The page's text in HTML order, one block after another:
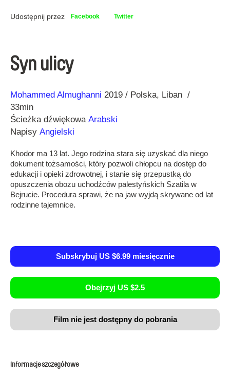
Udostępnij przez Facebook Twitter
Syn ulicy
Reżyseria
Mohammed Almughanni
Rok 2019 Polska Liban
33min
Ścieżka dźwiękowa Arabski
Napisy Angielski
Khodor ma 13 lat. Jego rodzina stara się uzyskać dla niego
dokument tożsamości, który pozwoli chłopcu na dostęp do
edukacji i opieki zdrowotnej, i stanie się przepustką do
opuszczenia obozu uchodźców palestyńskich Szatila w
Bejrucie. Procedura sprawi, że na jaw wyjdą skrywane od lat
rodzinne tajemnice.
Subskrybuj US $6.99 miesięcznie
Obejrzyj US $2.5
Film nie jest dostępny do pobrania
Informacje szczegółowe